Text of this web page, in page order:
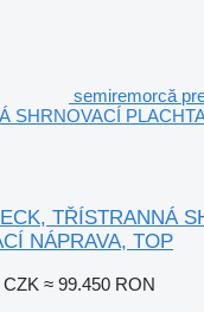
semiremorcă
SHRNOVACÍ
TŘÍSTRANNÁ
NÁPRAVA, TOP
CZK ≈ 99.450 RON